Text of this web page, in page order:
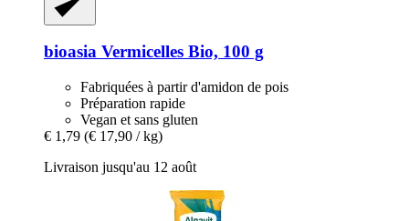
bioasia Vermicelles Bio, 100 g
Fabriquées à partir d'amidon de pois
Préparation rapide
Vegan et sans gluten
€ 1,79 (€ 17,90 / kg)
Livraison jusqu'au 12 août